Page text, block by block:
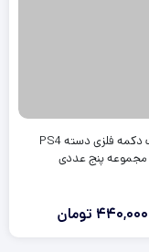
ست دکمه فلزی دسته PS4
مجموعه پنج عددی
440,000 تومان